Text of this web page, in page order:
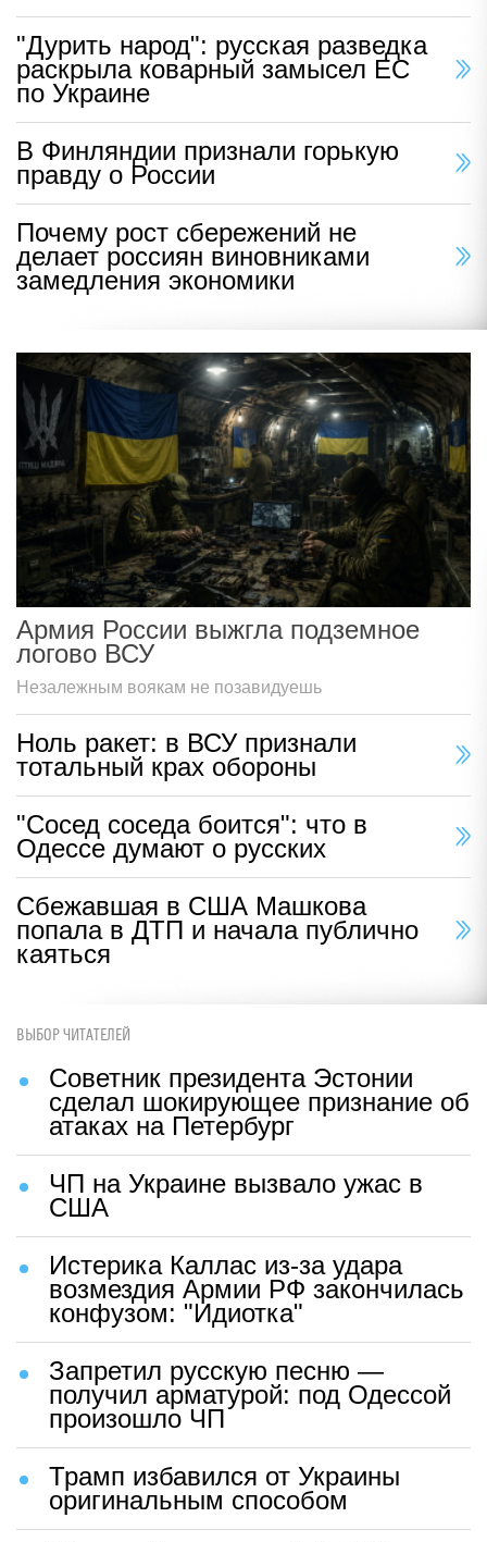
"Дурить народ": русская разведка
раскрыла коварный замысел ЕС
по Украине
В Финляндии признали горькую
правду о России
Почему рост сбережений не
делает россиян виновниками
замедления экономики
Армия России выжгла подземное
логово ВСУ
Незалежным воякам не позавидуешь
Ноль ракет: в ВСУ признали
тотальный крах обороны
"Сосед соседа боится": что в
Одессе думают о русских
Сбежавшая в США Машкова
попала в ДТП и начала публично
каяться
ВЫБОР ЧИТАТЕЛЕЙ
Советник президента Эстонии
сделал шокирующее признание об
атаках на Петербург
ЧП на Украине вызвало ужас в
США
Истерика Каллас из-за удара
возмездия Армии РФ закончилась
конфузом: "Идиотка"
Запретил русскую песню —
получил арматурой: под Одессой
произошло ЧП
Трамп избавился от Украины
оригинальным способом